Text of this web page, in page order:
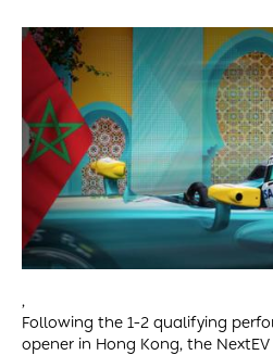
,
Following the 1-2 qualifying
opener in Hong Kong, the